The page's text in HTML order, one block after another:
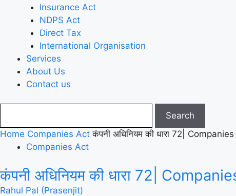
Insurance Act
NDPS Act
Direct Tax
International Organisation
Services
About Us
Contact us
Home Companies Act कंपनी अधिनियम की धारा 72|
Companies Act
कंपनी अधिनियम की धारा 72|
Rahul Pal (Prasenjit)